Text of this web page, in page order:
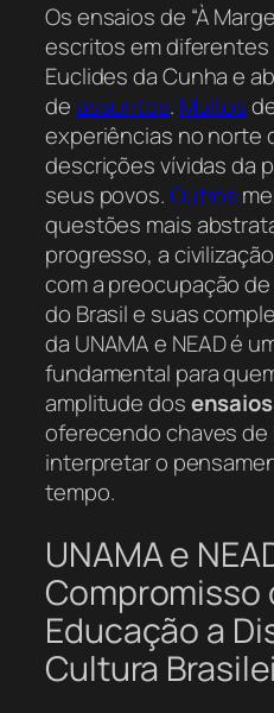
Os ensaios de “À
escritos em
Euclides da Cunha e
deassuntos. Muitos
experiências no norte
descrições vívidas da
seus povos.Outros
questões mais
progresso, a
com a preocupação
do Brasil e suas
da UNAMA e NEAD é
fundamental para
amplitude dos
oferecendo chaves de
interpretar o
tempo.
UNAMA e
Compromisso
Educação a
Cultura